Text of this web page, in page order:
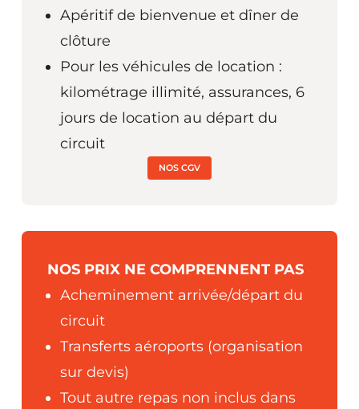
Apéritif de bienvenue et dîner de
clôture
Pour les véhicules de location :
kilométrage illimité, assurances, 6
jours de location au départ du
circuit
NOS CGV
NOS PRIX NE COMPRENNENT PAS
Acheminement arrivée/départ du
circuit
Transferts aéroports (organisation
sur devis)
Tout autre repas non inclus dans